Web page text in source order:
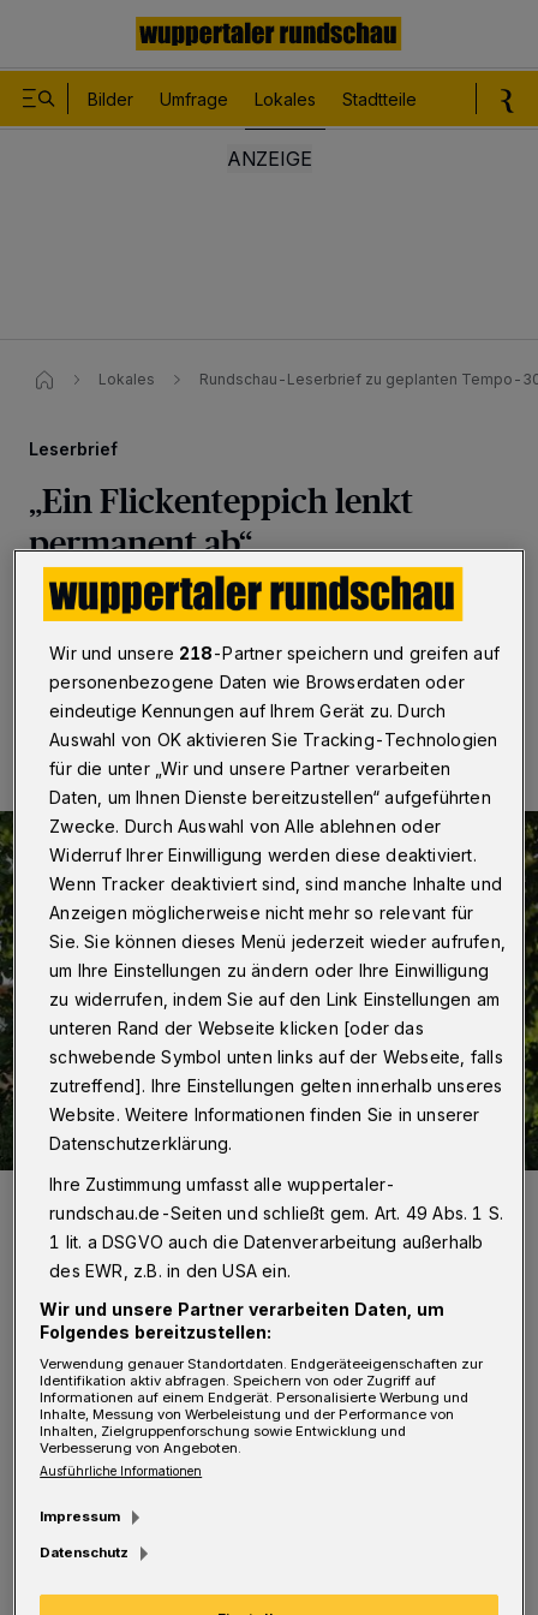
Bilder Umfrage Lokales Stadtteile
Lokales Rundschau-Leserbrief zu geplanten Tempo-
Leserbrief
„Ein Flickenteppich lenkt
permanent ab“
Betr.: Tempo-30-Zonen
28.05.2023 , 15:08 Uhr Eine Minute Lesezeit
In Wuppertal gibt es bereits einige Tempo-30-Zonen aus
Lärmschutzgründen.
Foto: Christoph Petersen
V ielen Dank für den informativen Artikel.
Der genannte Lärmschutz,
Umweltschutz und Sicherheitsgründe sind für
Wir und unsere 218-Partner speichern und greifen auf
personenbezogene Daten wie Browserdaten oder
eindeutige Kennungen auf Ihrem Gerät zu. Durch
Auswahl von OK aktivieren Sie Tracking-Technologien
für die unter „Wir und unsere Partner verarbeiten
Daten, um Ihnen Dienste bereitzustellen“ aufgeführten
Zwecke. Durch Auswahl von Alle ablehnen oder
Widerruf Ihrer Einwilligung werden diese deaktiviert.
Wenn Tracker deaktiviert sind, sind manche Inhalte und
Anzeigen möglicherweise nicht mehr so relevant für
Sie. Sie können dieses Menü jederzeit wieder aufrufen,
um Ihre Einstellungen zu ändern oder Ihre Einwilligung
zu widerrufen, indem Sie auf den Link Einstellungen am
unteren Rand der Webseite klicken [oder das
schwebende Symbol unten links auf der Webseite, falls
zutreffend]. Ihre Einstellungen gelten innerhalb unseres
Website. Weitere Informationen finden Sie in unserer
Datenschutzerklärung.
Ihre Zustimmung umfasst alle wuppertaler-
rundschau.de-Seiten und schließt gem. Art. 49 Abs. 1 S.
1 lit. a DSGVO auch die Datenverarbeitung außerhalb
des EWR, z.B. in den USA ein.
Wir und unsere Partner verarbeiten Daten, um
Folgendes bereitzustellen:
Verwendung genauer Standortdaten. Endgeräteeigenschaften zur
Identifikation aktiv abfragen. Speichern von oder Zugriff auf
Informationen auf einem Endgerät. Personalisierte Werbung und
Inhalte, Messung von Werbeleistung und der Performance von
Inhalten, Zielgruppenforschung sowie Entwicklung und
Verbesserung von Angeboten.
Ausführliche Informationen
Impressum
Datenschutz